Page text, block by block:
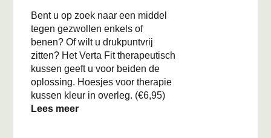
Bent u op zoek naar een middel
tegen gezwollen enkels of
benen? Of wilt u drukpuntvrij
zitten? Het Verta Fit therapeutisch
kussen geeft u voor beiden de
oplossing. Hoesjes voor therapie
kussen kleur in overleg. (€6,95)
Lees meer